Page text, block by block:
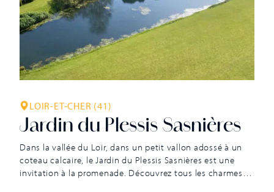
LOIR-ET-CHER (41)
Jardin du Plessis Sasnières
Dans la vallée du Loir, dans un petit vallon adossé à un
coteau calcaire, le Jardin du Plessis Sasnières est une
invitation à la promenade. Découvrez tous les charmes